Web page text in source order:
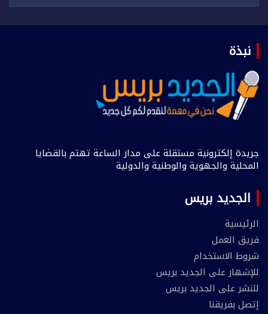
نبذة
جريدة إلكترونية مستقلة على مدار الساعة تهتم بالقضايا
المحلية والجهوية والوطنية والدولية
الجديد بريس
الرئيسية
فريق العمل
شروط الاستخدام
للإشهار على الجديد بريس
للنشر على الجديد بريس
إتصل بفريقنا